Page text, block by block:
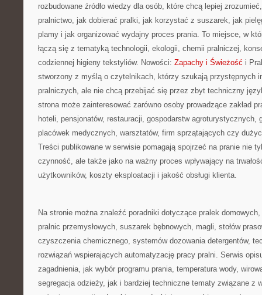
rozbudowane źródło wiedzy dla osób, które chcą lepiej
pralnictwo, jak dobierać pralki, jak korzystać z suszarek, jak
plamy i jak organizować wydajny proces prania. To miejsce, w
łączą się z tematyką technologii, ekologii, chemii pralniczej,
codziennej higieny tekstyliów. Nowości: Zapachy i Świeżość i
stworzony z myślą o czytelnikach, którzy szukają przystępnych
pralniczych, ale nie chcą przebijać się przez zbyt techniczny
strona może zainteresować zarówno osoby prowadzące zakład
hoteli, pensjonatów, restauracji, gospodarstw agroturystycznych,
placówek medycznych, warsztatów, firm sprzątających czy
Treści publikowane w serwisie pomagają spojrzeć na pranie nie
czynność, ale także jako na ważny proces wpływający na
użytkowników, koszty eksploatacji i jakość obsługi klienta.
Na stronie można znaleźć poradniki dotyczące pralek domowych,
pralnic przemysłowych, suszarek bębnowych, magli, stołów
czyszczenia chemicznego, systemów dozowania detergentów,
rozwiązań wspierających automatyzację pracy pralni. Serwis
zagadnienia, jak wybór programu prania, temperatura wody,
segregacja odzieży, jak i bardziej techniczne tematy związane z